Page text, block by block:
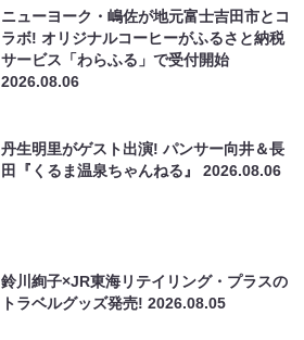
ニューヨーク・嶋佐が地元富士吉田市とコ
ラボ! オリジナルコーヒーがふるさと納税
サービス「わらふる」で受付開始
2026.08.06
丹生明里がゲスト出演! パンサー向井＆長
田『くるま温泉ちゃんねる』2026.08.06
鈴川絢子×JR東海リテイリング・プラスの
トラベルグッズ発売!2026.08.05